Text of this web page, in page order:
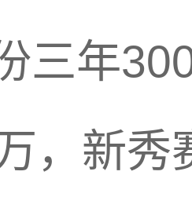
三年
，新秀